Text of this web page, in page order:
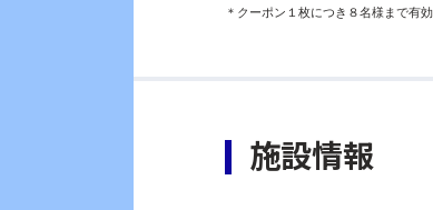
＊クーポン１枚につき８名様まで有効
施設情報